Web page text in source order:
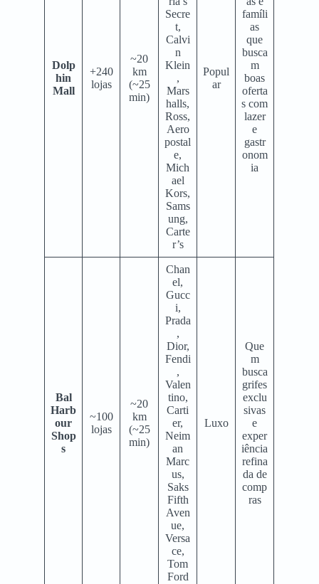
Dolp
hin
Mall
+240
lojas
~20
km
(~25
min)
Secre
t,
Calvi
n
Klein
,
Mars
halls,
Ross,
Aero
postal
e,
Mich
ael
Kors,
Sams
ung,
Carte
r’s
Popul
ar
famíli
as
que
busca
m
boas
oferta
s com
lazer
e
gastr
onom
ia
Bal
Harb
our
Shop
s
~100
lojas
~20
km
(~25
min)
Chan
el,
Gucc
i,
Prada
,
Dior,
Fendi
,
Valen
tino,
Carti
er,
Neim
an
Marc
us,
Saks
Fifth
Aven
ue,
Versa
ce,
Tom
Ford
Luxo
Que
m
busca
grifes
exclu
sivas
e
exper
iência
refina
da de
comp
ras